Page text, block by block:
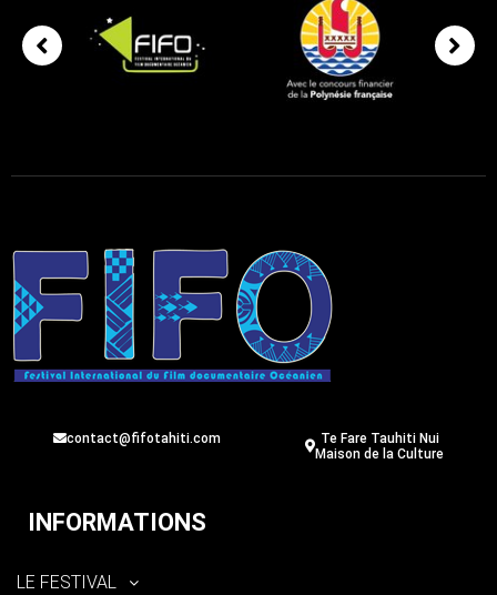
contact@fifotahiti.com
Te Fare Tauhiti Nui
Maison de la Culture
INFORMATIONS
LE FESTIVAL